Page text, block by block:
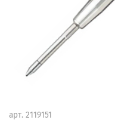
арт. 2119151